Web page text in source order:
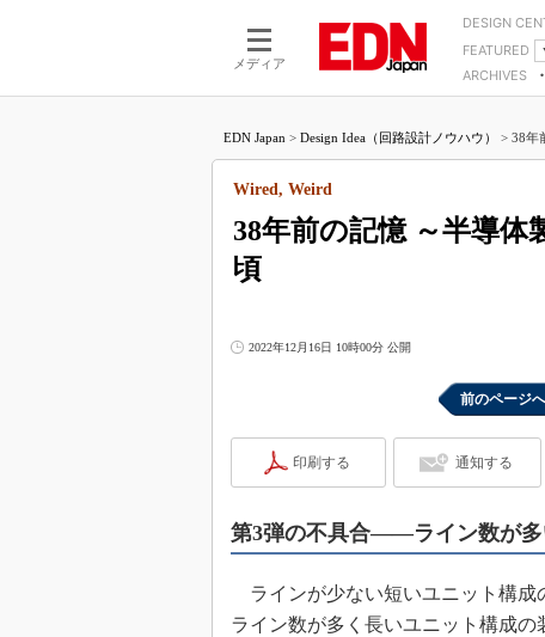
メディア
DESIGN
モーターLSI
FEATURED
つながるクルマ
エレクトロニクス入門
製品解剖（EE Times Japan）
ARCHIVES
マイクロプロセッサ懐古録
たった2つの式で始める
バーターの設計
Q&Aで学ぶマイコン講座
高速シリアル伝送技術講座
記録計／データロガーの基
座
Bluetooth mesh入門
EDN Japan > Design Idea（回路設計ノウハウ） > 38年
38年前の記憶 ～半導
頃
Wired, Weird
2022年12月16日 10時00分 公開
前のページへ
印刷する 通知する
第3弾の不具合――ライン数が多
ラインが少ない短いユニット構成
ライン数が多く長いユニット構成の